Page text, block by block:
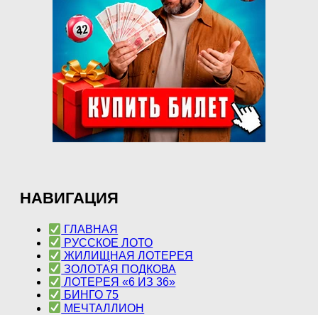
НАВИГАЦИЯ
ГЛАВНАЯ
РУССКОЕ ЛОТО
ЖИЛИЩНАЯ ЛОТЕРЕЯ
ЗОЛОТАЯ ПОДКОВА
ЛОТЕРЕЯ «6 ИЗ 36»
БИНГО 75
МЕЧТАЛЛИОН